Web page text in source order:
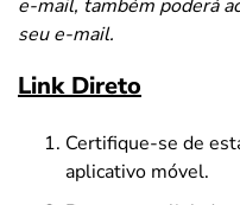
e-mail, também poderá
seu e-mail.
Link Direto
Certifique-se de
aplicativo móvel.